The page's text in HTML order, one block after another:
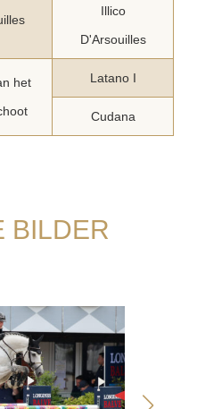
Illico
D'Arsouilles
het
Latano I
Cudana
BILDER